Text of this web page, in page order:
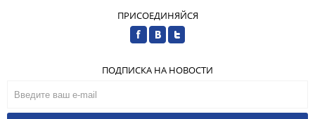
ПРИСОЕДИНЯЙСЯ
ПОДПИСКА НА НОВОСТИ